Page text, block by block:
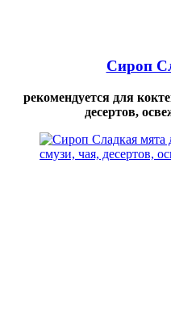
Сироп
рекомендуется для
десертов,